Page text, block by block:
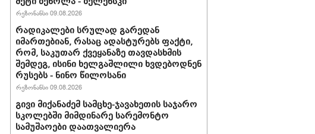
რეზონანსი 09.08.2026
რადიკალები სრულად გარედან
იმართებიან, რასაც ადასტურებს ფაქტი,
რომ, საკუთარ ქვეყანაზე თავდასხმის
შემდეგ, ისინი ხელგაშლილი ხვდებოდნენ
რუსებს - ნინო წილოსანი
რეზონანსი 09.08.2026
გივი მიქანაძემ სამცხე-ჯავახეთის საჯარო
სკოლებში მიმდინარე სარემონტო
სამუშაოები დაათვალიერა